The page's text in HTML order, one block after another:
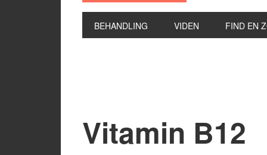
BEHANDLING VIDEN FIND EN
Vitamin B12